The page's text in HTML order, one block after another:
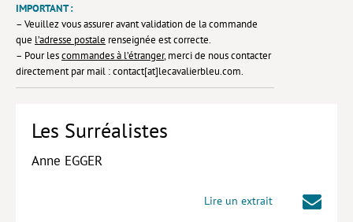
>> Cavalier poche <<
>> Livres numériques <<
PARTENARIATS
IMPORTANT :
– Veuillez vous assurer avant validation de la commande
que l’adresse postale renseignée est correcte.
– Pour lescommandes à l’étranger, merci de nous contacter
directement par mail : contact[at]lecavalierbleu.com.
Les Surréalistes
Anne EGGER
Lire un extrait